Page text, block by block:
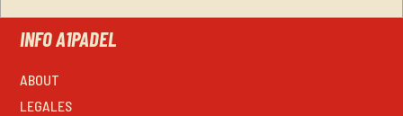
INFO A1PADEL
ABOUT
LEGALES